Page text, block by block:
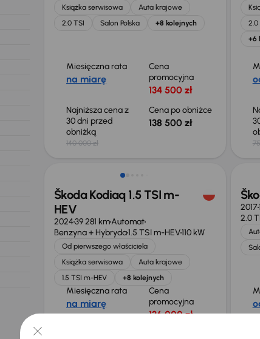
Książka serwisowa
Auta krajowe
2.0 TSI
Salon Polska +8 kolejnych
Miesięczna rata
na miarę
Cena
promocyjna
134 500 zł
Najniższa cena z
30 dni przed
obniżką
140 000 zł
Cena po obniżce
138 500 zł
2.0
+6
Świeżo skupione
Škoda Kodiaq 1.5 TSI m-
HEV
202439 281 kmAutomat
Benzyna + Hybryda1.5 TSI m-HEV110 kW
Od pierwszego właściciela
Książka serwisowa
Auta krajowe
1.5 TSI m-HEV
+8 kolejnych
Miesięczna rata
na miarę
Cena
promocyjna
136 000 zł
2017
2.0